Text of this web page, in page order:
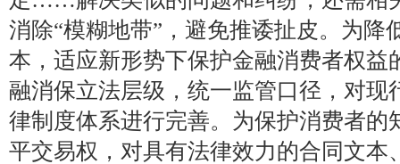
消除“模糊地带”，避免推诿扯皮。为降
本，适应新形势下保护金融消费者权益
融消保立法层级，统一监管口径，对现
律制度体系进行完善。为保护消费者的
平交易权，对具有法律效力的合同文本